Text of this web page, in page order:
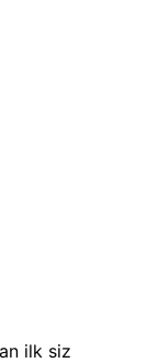
ilk siz